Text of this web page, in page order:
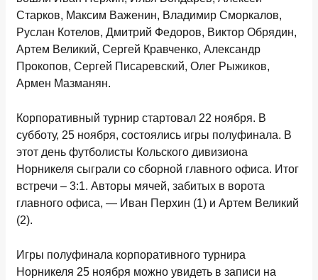
Старков, Максим Важенин, Владимир Сморкалов,
Руслан Котелов, Дмитрий Федоров, Виктор Обрядин,
Артем Великий, Сергей Кравченко, Александр
Прокопов, Сергей Писаревский, Олег Рыжиков,
Армен Мазманян.
Корпоративный турнир стартовал 22 ноября. В
субботу, 25 ноября, состоялись игры полуфинала. В
этот день футболисты Кольского дивизиона
Норникеля сыграли со сборной главного офиса. Итог
встречи – 3:1. Авторы мячей, забитых в ворота
главного офиса, — Иван Перхин (1) и Артем Великий
(2).
Игры полуфинала корпоративного турнира
Норникеля 25 ноября можно увидеть в записи на